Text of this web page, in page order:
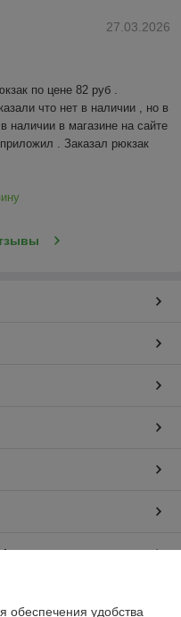
27.03.2026
по цене 82 руб .
что нет в наличии , но в
наличии в магазине на сайте
. Заказал рюкзак
удобства